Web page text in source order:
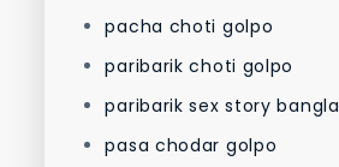
pacha choti golpo
paribarik choti golpo
paribarik sex story bangla
pasa chodar golpo